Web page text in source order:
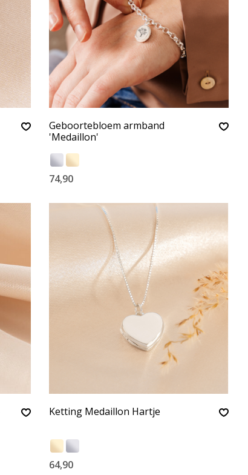
Geboortebloem armband
'Medaillon'
74,90
Ketting Medaillon Hartje
64,90